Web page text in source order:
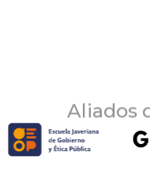
Aliados